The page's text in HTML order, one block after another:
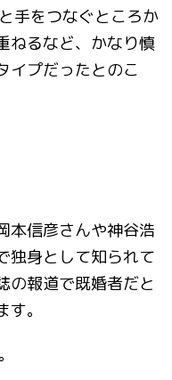
手をつなぐところか
ねるなど、かなり慎
イプだったとのこ
本信彦さんや神谷浩
独身として知られて
の報道で既婚者だと
。